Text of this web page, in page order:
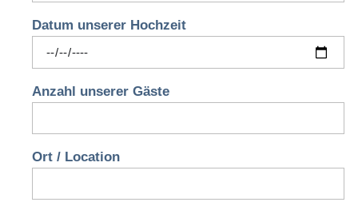
Datum unserer Hochzeit
Anzahl unserer Gäste
Ort / Location